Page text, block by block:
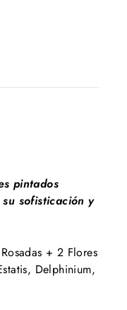
pintados
sofisticación y
+ 2 Flores
Delphinium,